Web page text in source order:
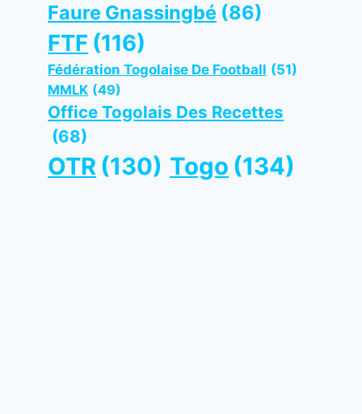
Faure Gnassingbé (86)
FTF (116)
Fédération Togolaise De Football (51)
MMLK (49)
Office Togolais Des Recettes
(68)
OTR (130) Togo (134)